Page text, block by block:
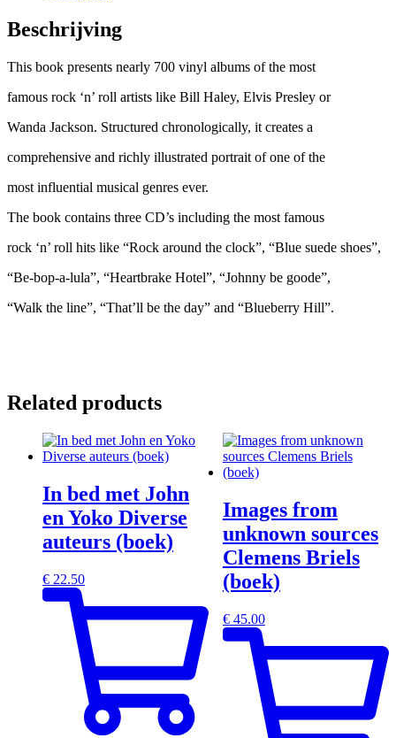
Beschrijving
This book presents nearly 700 vinyl albums of the most
famous rock ‘n’ roll artists like Bill Haley, Elvis Presley or
Wanda Jackson. Structured chronologically, it creates a
comprehensive and richly illustrated portrait of one of the
most influential musical genres ever.
The book contains three CD’s including the most famous
rock ‘n’ roll hits like “Rock around the clock”, “Blue suede shoes”,
“Be-bop-a-lula”, “Heartbrake Hotel”, “Johnny be goode”,
“Walk the line”, “That’ll be the day” and “Blueberry Hill”.
Related products
In bed met John
en Yoko Diverse
auteurs (boek)
€ 22.50
Images from
unknown sources
Clemens Briels
(boek)
€45.00